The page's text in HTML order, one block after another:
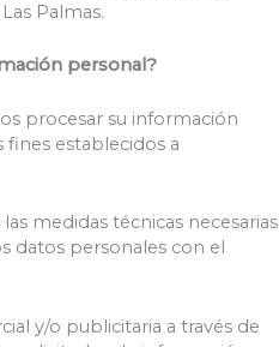
Palmas.
personal?
procesar su información
establecidos a
medidas técnicas necesarias
datos personales con el
y/o publicitaria a través de